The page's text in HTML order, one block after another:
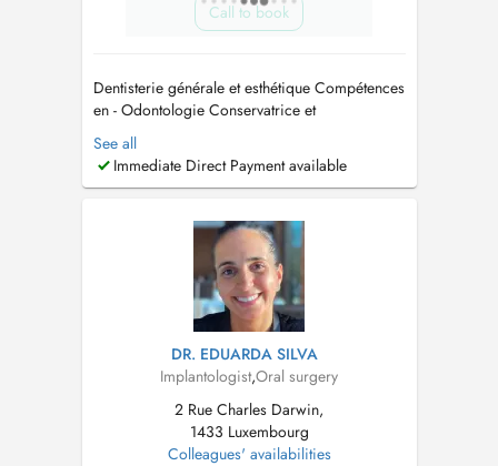
Call to book
Dentisterie générale et esthétique Compétences
en - Odontologie Conservatrice et
endodontique -Prothèse conjointe et amovible -
Dentisterie esthétique -Odontologie
chirurgicale (extractions simples et complexes)
See all
Immediate Direct Payment available
DR. EDUARDA SILVA
Implantologist,Oral surgery
2 Rue Charles Darwin,
1433 Luxembourg
Colleagues' availabilities